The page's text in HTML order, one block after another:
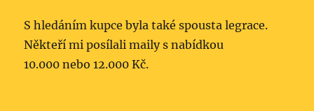
S hledáním kupce byla také spousta legrace.
Někteří mi posílali maily s nabídkou
10.000 nebo 12.000 Kč.